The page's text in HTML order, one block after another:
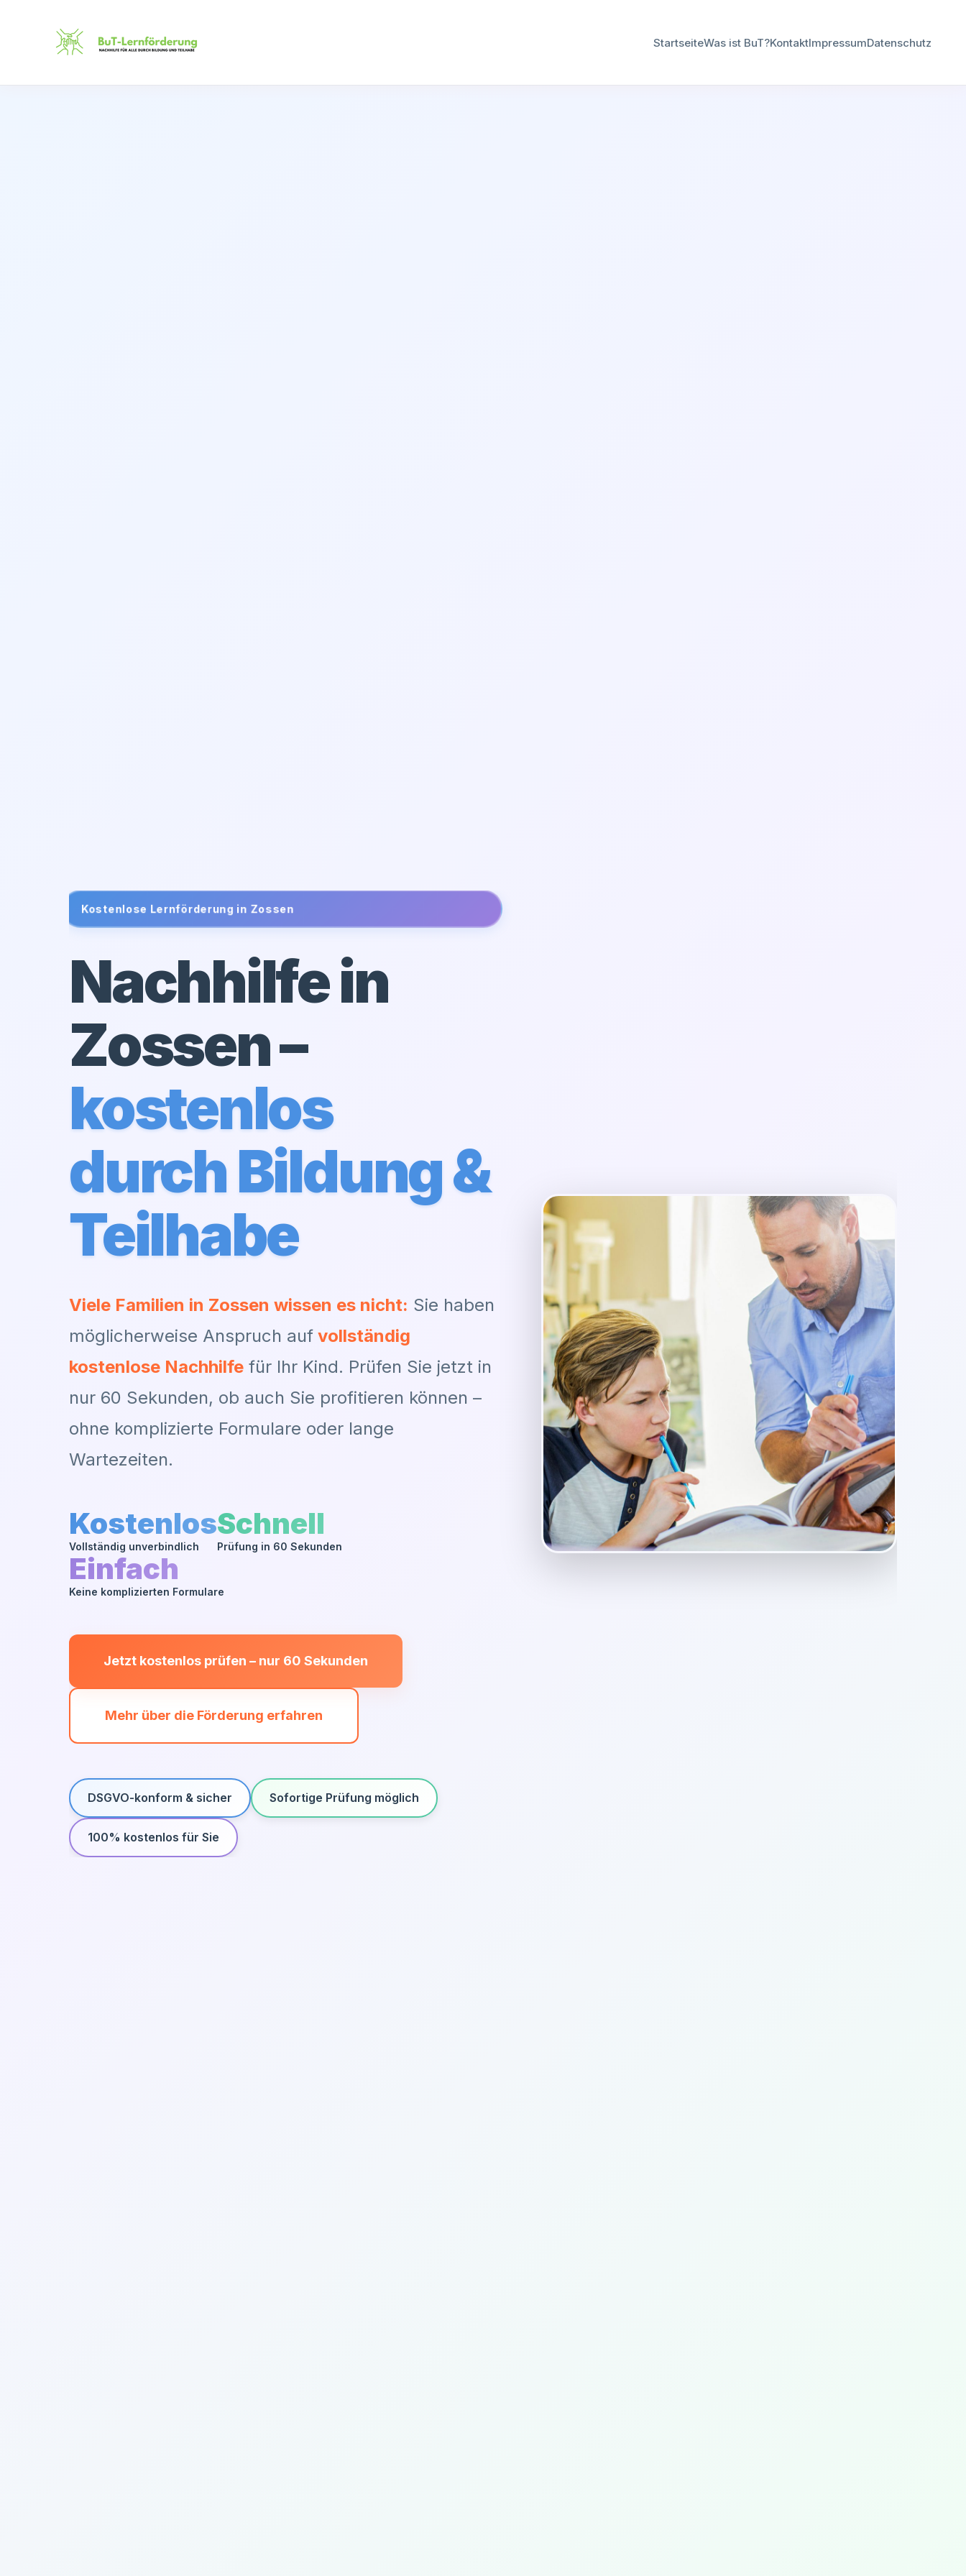
StartseiteWas ist BuT?KontaktImpressumDatenschutz
Kostenlose Lernförderung in Zossen
Nachhilfe in
Zossen–
kostenlos
durch Bildung &
Teilhabe
Viele Familien in Zossen wissen es nicht: Sie haben
möglicherweise Anspruch auf vollständig
kostenlose Nachhilfe für Ihr Kind. Prüfen Sie jetzt in
nur 60 Sekunden, ob auch Sie profitieren können –
ohne komplizierte Formulare oder lange
Wartezeiten.
Kostenlos
Vollständig unverbindlich
Schnell
Prüfung in 60 Sekunden
Einfach
Keine komplizierten Formulare
Jetzt kostenlos prüfen – nur 60 Sekunden
Mehr über die Förderung erfahren
DSGVO-konform & sicher Sofortige Prüfung möglich
100% kostenlos für Sie